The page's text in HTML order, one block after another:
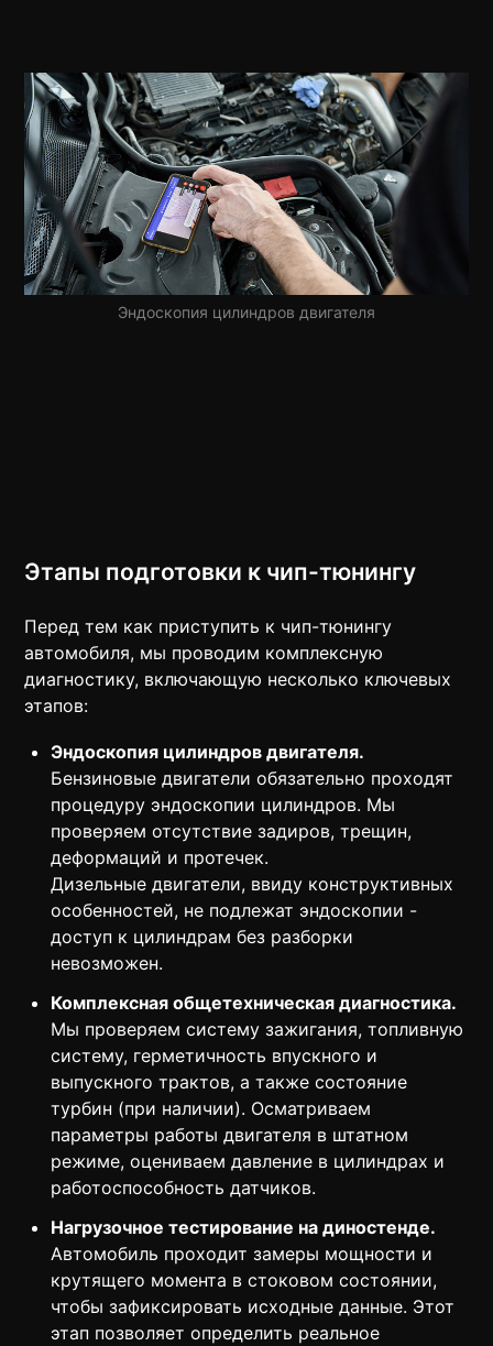
Эндоскопия цилиндров двигателя
Этапы подготовки к чип-тюнингу
Перед тем как приступить к чип-тюнингу
автомобиля, мы проводим комплексную
диагностику, включающую несколько ключевых
этапов:
Эндоскопия цилиндров двигателя.
Бензиновые двигатели обязательно проходят
процедуру эндоскопии цилиндров. Мы
проверяем отсутствие задиров, трещин,
деформаций и протечек.
Дизельные двигатели, ввиду конструктивных
особенностей, не подлежат эндоскопии -
доступ к цилиндрам без разборки
невозможен.
Комплексная общетехническая диагностика.
Мы проверяем систему зажигания, топливную
систему, герметичность впускного и
выпускного трактов, а также состояние
турбин (при наличии). Осматриваем
параметры работы двигателя в штатном
режиме, оцениваем давление в цилиндрах и
работоспособность датчиков.
Нагрузочное тестирование на диностенде.
Автомобиль проходит замеры мощности и
крутящего момента в стоковом состоянии,
чтобы зафиксировать исходные данные. Этот
этап позволяет определить реальное